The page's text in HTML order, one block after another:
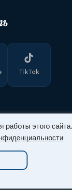
этого сайта.
TikTok